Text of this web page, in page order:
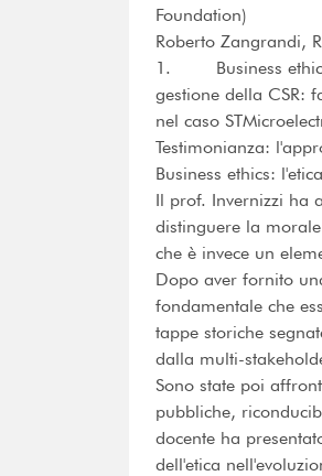
Foundation)
Roberto Zangrandi,
1. Business
gestione della
nel caso
Testimonianza:
Business ethics:
Il prof. Invernizzi ha
distinguere la
che è invece un
Dopo aver fornito
fondamentale che
tappe storiche
dalla multi-
Sono state poi
pubbliche,
docente ha
dell'etica